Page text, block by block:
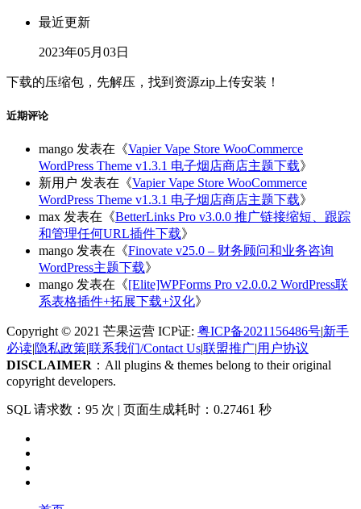
最近更新
2023年05月03日
下载的压缩包，先解压，找到资源zip上传安装！
近期评论
mango 发表在《Vapier Vape Store WooCommerce
WordPress Theme v1.3.1 电子烟店商店主题下载》
新用户 发表在《Vapier Vape Store WooCommerce
WordPress Theme v1.3.1 电子烟店商店主题下载》
max 发表在《BetterLinks Pro v3.0.0 推广链接缩短、跟踪
和管理任何URL插件下载》
mango 发表在《Finovate v25.0 – 财务顾问和业务咨询
WordPress主题下载》
mango 发表在《[Elite]WPForms Pro v2.0.0.2 WordPress联
系表格插件+拓展下载+汉化》
Copyright © 2021 芒果运营 ICP证: 粤ICP备2021156486号|新手
必读|隐私政策|联系我们/Contact Us|联盟推广|用户协议
DISCLAIMER ：All plugins & themes belong to their original
copyright developers.
SQL 请求数：95 次 | 页面生成耗时：0.27461 秒